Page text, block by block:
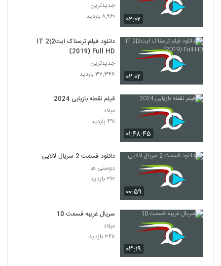
۰۲:۰۲
جدیدترین
۸,۹۶۰ بازدید
۰۲:۰۲
دانلود فیلم ترسناک ایت2|IT 2
(2019) Full HD
جدیدترین
۳۷,۳۴۷ بازدید
۰۱:۴۸:۴۵
فیلم نقطه بازیابی 2024
میلاد
۴۹۱ بازدید
۰۰:۵۹
دانلود قسمت 2 سریال لالایی
دوستی ها
۲۹۲ بازدید
۰۳:۱۹
سریال غریبه قسمت 10
میلاد
۳۴۸ بازدید